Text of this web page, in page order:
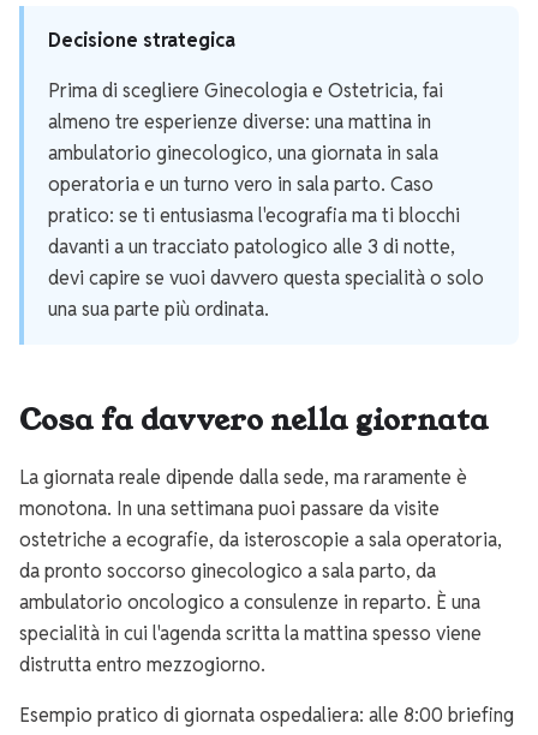
Decisione strategica
Prima di scegliere Ginecologia e Ostetricia, fai
almeno tre esperienze diverse: una mattina in
ambulatorio ginecologico, una giornata in sala
operatoria e un turno vero in sala parto. Caso
pratico: se ti entusiasma l'ecografia ma ti blocchi
davanti a un tracciato patologico alle 3 di notte,
devi capire se vuoi davvero questa specialità o solo
una sua parte più ordinata.
Cosa fa davvero nella giornata
La giornata reale dipende dalla sede, ma raramente è
monotona. In una settimana puoi passare da visite
ostetriche a ecografie, da isteroscopie a sala operatoria,
da pronto soccorso ginecologico a sala parto, da
ambulatorio oncologico a consulenze in reparto. È una
specialità in cui l'agenda scritta la mattina spesso viene
distrutta entro mezzogiorno.
Esempio pratico di giornata ospedaliera: alle 8:00 briefing